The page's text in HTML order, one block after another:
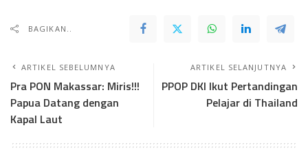
BAGIKAN..
ARTIKEL SEBELUMNYA
Pra PON Makassar: Miris!!!
Papua Datang dengan
Kapal Laut
ARTIKEL SELANJUTNYA
PPOP DKI Ikut Pertandingan
Pelajar di Thailand